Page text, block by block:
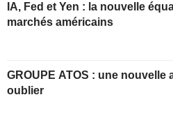
IA, Fed et Yen : la nouvelle
marchés américains
GROUPE ATOS : une nouvelle année à
oublier